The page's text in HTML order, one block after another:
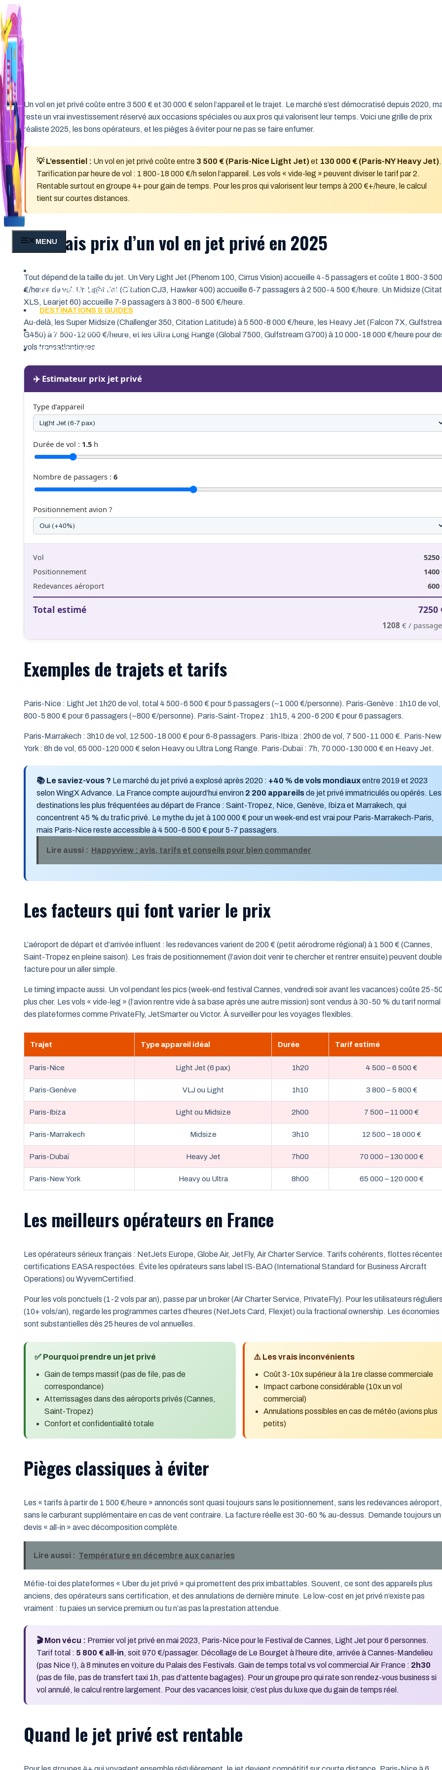
Aller
au
contenu
MENU
CULTURE & DÉCOUVERTE
DESTINATIONS & GUIDES
EXPÉRIENCES DE VOYAGE & TÉMOIGNAGES
VOYAGES INSOLITES & AVENTURES
Un vol en jet privé coûte entre 3 500 € et 30 000 € selon l’appareil et le trajet. Le marché s’est démocratisé depuis 2020,
reste un vrai investissement réservé aux occasions spéciales ou aux pros qui valorisent leur temps. Voici une grille de prix
réaliste 2025, les bons opérateurs, et les pièges à éviter pour ne pas se faire enfumer.
💡 L’essentiel : Un vol en jet privé coûte entre 3 500 € (Paris-Nice Light Jet)et 130 000 € (Paris-NY Heavy Jet).
Tarification par heure de vol : 1 800-18 000 €/h selon l’appareil. Les vols « vide-leg » peuvent diviser le tarif par 2.
Rentable surtout en groupe 4+ pour gain de temps. Pour les pros qui valorisent leur temps à 200 €+/heure, le calcul
tient sur courtes distances.
Les vrais prix d’un vol en jet privé en 2025
Tout dépend de la taille du jet. Un Very Light Jet (Phenom 100, Cirrus Vision) accueille 4-5 passagers et coûte 1 800-3 500
€/heure de vol. Un Light Jet (Citation CJ3, Hawker 400) accueille 6-7 passagers à 2 500-4 500 €/heure. Un Midsize
XLS, Learjet 60) accueille 7-9 passagers à 3 800-6 500 €/heure.
Au-delà, les Super Midsize (Challenger 350, Citation Latitude) à 5 500-8 000 €/heure, les Heavy Jet (Falcon 7X,
G450) à 7 500-12 000 €/heure, et les Ultra Long Range (Global 7500, Gulfstream G700) à 10 000-18 000 €/heure pour
vols transatlantiques.
✈️ Estimateur prix jet privé
Type d’appareil
Durée de vol : 1.5 h
Nombre de passagers : 6
Positionnement avion ?
Vol 5250
Positionnement
1400
Redevances aéroport
600
Total estimé 7250
1208 € /
Exemples de trajets et tarifs
Paris-Nice : Light Jet 1h20 de vol, total 4 500-6 500 € pour 5 passagers (~1 000 €/personne). Paris-Genève : 1h10 de vol,
800-5 800 € pour 6 passagers (~800 €/personne). Paris-Saint-Tropez : 1h15, 4 200-6 200 € pour 6 passagers.
Paris-Marrakech : 3h10 de vol, 12 500-18 000 € pour 6-8 passagers. Paris-Ibiza : 2h00 de vol, 7 500-11 000 €. Paris-New
York : 8h de vol, 65 000-120 000 € selon Heavy ou Ultra Long Range. Paris-Dubaï : 7h, 70 000-130 000 € en Heavy Jet.
📚 Le saviez-vous ? Le marché du jet privé a explosé après 2020 : +40 % de vols mondiauxentre 2019 et 2023
selon WingX Advance. La France compte aujourd’hui environ 2 200 appareilsde jet privé immatriculés ou opérés. Les
destinations les plus fréquentées au départ de France : Saint-Tropez, Nice, Genève, Ibiza et Marrakech, qui
concentrent 45 % du trafic privé. Le mythe du jet à 100 000 € pour un week-end est vrai pour Paris-Marrakech-Paris,
mais Paris-Nice reste accessible à 4 500-6 500 € pour 5-7 passagers.
Lire aussi : Happyview : avis, tarifs et conseils pour bien commander
Les facteurs qui font varier le prix
L’aéroport de départ et d’arrivée influent : les redevances varient de 200 € (petit aérodrome régional) à 1 500 € (Cannes,
Saint-Tropez en pleine saison). Les frais de positionnement (l’avion doit venir te chercher et rentrer ensuite) peuvent
facture pour un aller simple.
Le timing impacte aussi. Un vol pendant les pics (week-end festival Cannes, vendredi soir avant les vacances) coûte 25-
plus cher. Les vols « vide-leg » (l’avion rentre vide à sa base après une autre mission) sont vendus à 30-50 % du tarif normal
des plateformes comme PrivateFly, JetSmarter ou Victor. À surveiller pour les voyages flexibles.
Trajet Type appareil idéal Durée Tarif estimé
Paris-Nice Light Jet (6 pax) 1h20 4 500 – 6 500 €
Paris-Genève VLJ ou Light 1h10 3 800 – 5 800 €
Paris-Ibiza Light ou Midsize 2h00 7 500 – 11 000 €
Paris-Marrakech Midsize 3h10 12 500 – 18 000 €
Paris-Dubaï Heavy Jet 7h00 70 000 – 130 000 €
Paris-New York Heavy ou Ultra 8h00 65 000 – 120 000 €
Les meilleurs opérateurs en France
Les opérateurs sérieux français : NetJets Europe, Globe Air, JetFly, Air Charter Service. Tarifs cohérents, flottes
certifications EASA respectées. Évite les opérateurs sans label IS-BAO (International Standard for Business Aircraft
Operations) ou WyvernCertified.
Pour les vols ponctuels (1-2 vols par an), passe par un broker (Air Charter Service, PrivateFly). Pour les utilisateurs
(10+ vols/an), regarde les programmes cartes d’heures (NetJets Card, Flexjet) ou la fractional ownership. Les économies
sont substantielles dès 25 heures de vol annuelles.
✅ Pourquoi prendre un jet privé
Gain de temps massif (pas de file, pas de
correspondance)
Atterrissages dans des aéroports privés (Cannes,
Saint-Tropez)
Confort et confidentialité totale
⚠️ Les vrais inconvénients
Coût 3-10x supérieur à la 1re classe commerciale
Impact carbone considérable (10x un vol
commercial)
Annulations possibles en cas de météo (avions plus
petits)
Pièges classiques à éviter
Les « tarifs à partir de 1 500 €/heure » annoncés sont quasi toujours sans le positionnement, sans les redevances aéroport,
sans le carburant supplémentaire en cas de vent contraire. La facture réelle est 30-60 % au-dessus. Demande toujours un
devis « all-in » avec décomposition complète.
Lire aussi : Température en décembre aux canaries
Méfie-toi des plateformes « Uber du jet privé » qui promettent des prix imbattables. Souvent, ce sont des appareils plus
anciens, des opérateurs sans certification, et des annulations de dernière minute. Le low-cost en jet privé n’existe pas
vraiment : tu paies un service premium ou tu n’as pas la prestation attendue.
🎬 Mon vécu : Premier vol jet privé en mai 2023, Paris-Nice pour le Festival de Cannes, Light Jet pour 6 personnes.
Tarif total : 5 800 € all-in, soit 970 €/passager. Décollage de Le Bourget à l’heure dite, arrivée à Cannes-Mandelieu
(pas Nice !), à 8 minutes en voiture du Palais des Festivals. Gain de temps total vs vol commercial Air France : 2h30
(pas de file, pas de transfert taxi 1h, pas d’attente bagages). Pour un groupe pro qui rate son rendez-vous business si
vol annulé, le calcul rentre largement. Pour des vacances loisir, c’est plus du luxe que du gain de temps réel.
Quand le jet privé est rentable